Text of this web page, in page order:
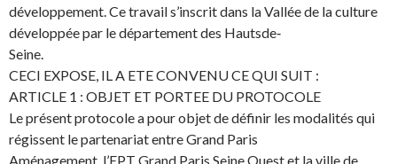
développement. Ce travail s’inscrit dans la Vallée de la culture
développée par le département des Hautsde‐
Seine.
CECI EXPOSE, IL A ETE CONVENU CE QUI SUIT :
ARTICLE 1 : OBJET ET PORTEE DU PROTOCOLE
Le présent protocole a pour objet de définir les modalités qui
régissent le partenariat entre Grand Paris
Aménagement, l’EPT Grand Paris Seine Ouest et la ville de